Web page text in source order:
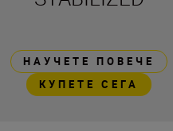
НАУЧЕТЕ ПОВЕЧЕ
КУПЕТЕ СЕГА